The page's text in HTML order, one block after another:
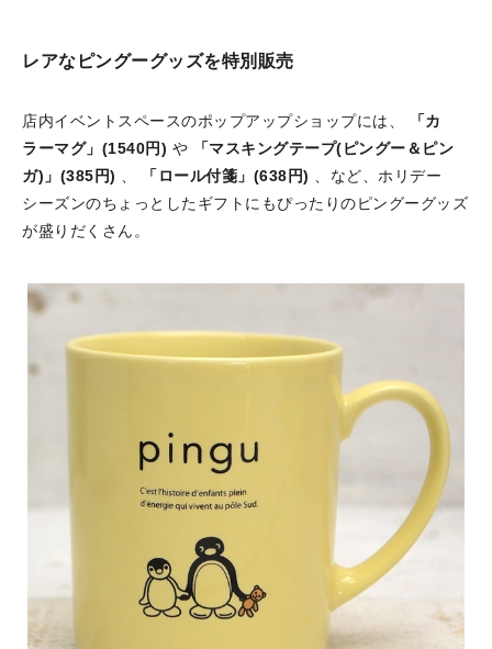
レアなピングーグッズを特別販売
店内イベントスペースのポップアップショップには、
「カ
ラーマグ」(1540円) や
「マスキングテープ(ピングー＆ピン
ガ)」(385円)
「ロール付箋」(638円) 、など、ホリデー
シーズンのちょっとしたギフトにもぴったりのピングーグッズ
が盛りだくさん。